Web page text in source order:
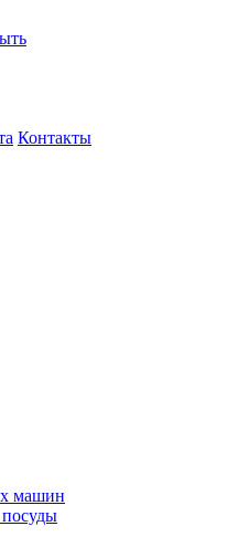
Контакты
машин